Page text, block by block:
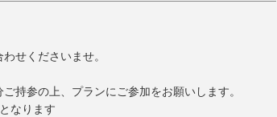
せくださいませ。
持参の上、プランにご参加をお願いします。
なります